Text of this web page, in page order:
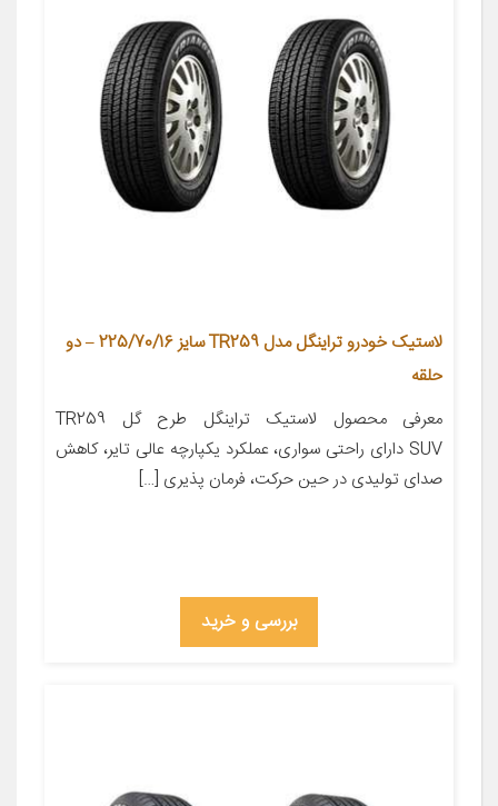
لاستیک خودرو تراینگل مدل TR259 سایز 225/70/16 – دو
حلقه
معرفی محصول لاستیک تراینگل طرح گل TR259
SUV دارای راحتی سواری، عملکرد یکپارچه عالی تایر، کاهش
صدای تولیدی در حین حرکت، فرمان پذیری […]
بررسی و خرید